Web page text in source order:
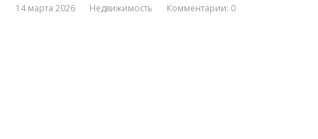
14 марта 2026 Недвижимость Комментарии: 0